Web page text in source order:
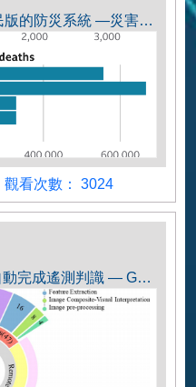
站在GEE的肩膀上打造平民版的防災系統 —災害預警、風險管理與環境監測之國際案例
觀看人數
觀看次數： 3024
電腦不只會選土豆，還能自動完成遙測判識 — GEE × 機器學習 × LULC地圖